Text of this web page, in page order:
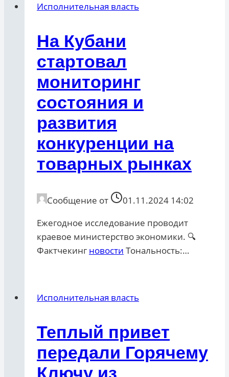
Исполнительная власть
На Кубани
стартовал
мониторинг
состояния и
развития
конкуренции на
товарных рынках
Сообщение от
01.11.2024 14:02
Ежегодное исследование проводит
краевое министерство экономики. 🔍
Фактчекинг новости Тональность:…
Исполнительная власть
Теплый привет
передали Горячему
Ключу из